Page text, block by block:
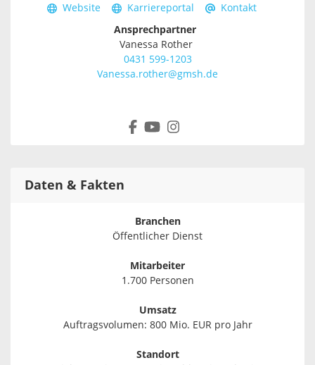
Website Karriereportal
Kontakt
Ansprechpartner
Vanessa Rother
0431 599-1203
Vanessa.rother@gmsh.de
Daten & Fakten
Branchen
Öffentlicher Dienst
Mitarbeiter
1.700 Personen
Umsatz
Auftragsvolumen: 800 Mio. EUR pro Jahr
Standort